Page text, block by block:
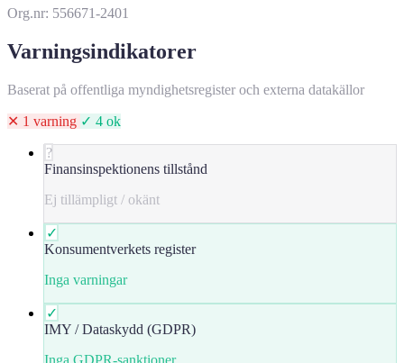
Org.nr: 556671-2401
Varningsindikatorer
Baserat på offentliga myndighetsregister och externa datakällor
✕ 1 varning ✓ 4 ok
?
Finansinspektionens tillstånd
Ej tillämpligt / okänt
✓
Konsumentverkets register
Inga varningar
✓
IMY / Dataskydd (GDPR)
Inga GDPR-sanktioner